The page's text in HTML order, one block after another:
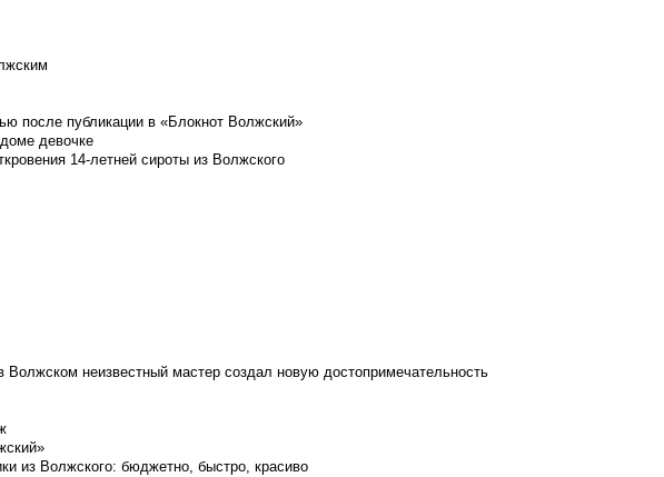
после публикации в «Блокнот Волжский»
девочке
14-летней сироты из Волжского
Волжском неизвестный мастер создал новую достопримечательность
из Волжского: бюджетно, быстро, красиво